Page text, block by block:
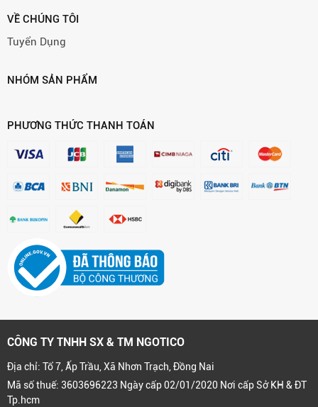
VỀ CHÚNG TÔI
Tuyển Dụng
NHÓM SẢN PHẨM
PHƯƠNG THỨC THANH TOÁN
CÔNG TY TNHH SX & TM NGOTICO
Địa chỉ: Tổ 7, Ấp Trầu, Xã Nhơn Trạch, Đồng Nai
Mã số thuế: 3603696223 Ngày cấp 02/01/2020 Nơi cấp Sở KH & ĐT
Tp.hcm